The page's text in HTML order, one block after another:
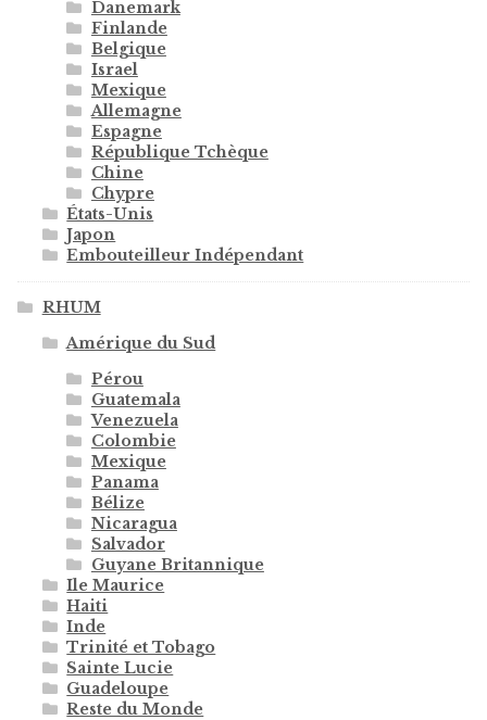
Danemark
Finlande
Belgique
Israel
Mexique
Allemagne
Espagne
République Tchèque
Chine
Chypre
États-Unis
Japon
Embouteilleur Indépendant
RHUM
Amérique du Sud
Pérou
Guatemala
Venezuela
Colombie
Mexique
Panama
Bélize
Nicaragua
Salvador
Guyane Britannique
Ile Maurice
Haiti
Inde
Trinité et Tobago
Sainte Lucie
Guadeloupe
Reste du Monde